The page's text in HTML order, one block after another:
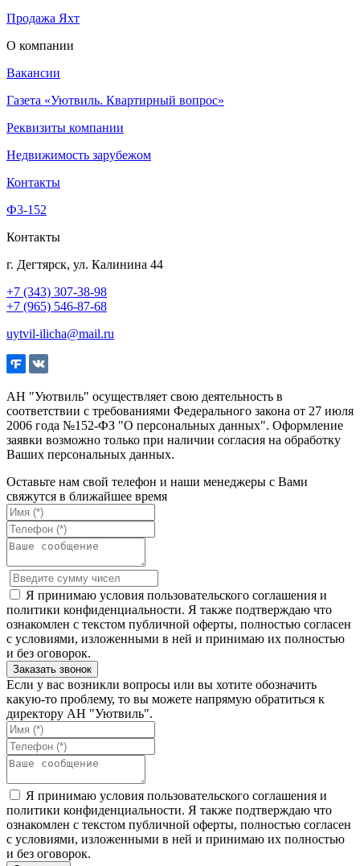
Продажа Яхт
О компании
Вакансии
Газета «Уютвиль. Квартирный вопрос»
Реквизиты компании
Недвижимость зарубежом
Контакты
Ф3-152
Контакты
г. Дегтярск, ул. Калинина 44
+7 (343) 307-38-98
+7 (965) 546-87-68
uytvil-ilicha@mail.ru
АН "Уютвиль" осуществляет свою деятельность в
соответствии с требованиями Федерального закона от 27 июля
2006 года №152-ФЗ "О персональных данных". Оформление
заявки возможно только при наличии согласия на обработку
Ваших персональных данных.
Оставьте нам свой телефон и наши менеджеры с Вами
свяжутся в ближайшее время
Я принимаю условия пользовательского соглашения и
политики конфиденциальности. Я также подтверждаю что
ознакомлен с текстом публичной оферты, полностью согласен
с условиями, изложенными в ней и принимаю их полностью
и без оговорок.
Если у вас возникли вопросы или вы хотите обозначить
какую-то проблему, то вы можете напрямую обратиться к
директору АН "Уютвиль".
Я принимаю условия пользовательского соглашения и
политики конфиденциальности. Я также подтверждаю что
ознакомлен с текстом публичной оферты, полностью согласен
с условиями, изложенными в ней и принимаю их полностью
и без оговорок.